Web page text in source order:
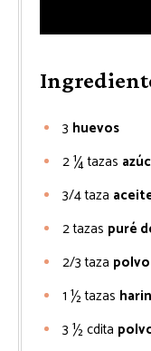
3 huevos
2 ¼tazas
3/4taza
2tazas puré
2/3 taza
1 ½tazas
3 ½cdita